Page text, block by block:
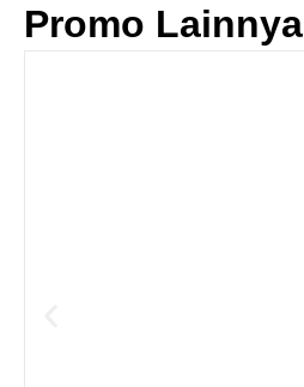
Promo Lainnya